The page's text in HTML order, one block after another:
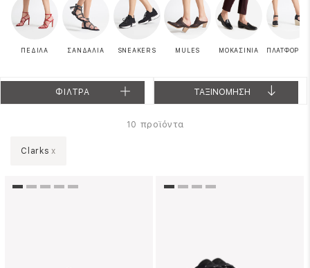
ΠΕΔΙΛΑ ΣΑΝΔΑΛΙΑ SNEAKERS MULES ΜΟΚΑΣΙΝΙΑ
ΦΙΛΤΡΑ ΤΑΞΙΝΟΜΗΣΗ
10 προϊόντα
Clarks x